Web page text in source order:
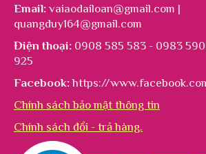
Email: vaiaodailoan@gmail.com |
quangduy164@gmail.com
Điện thoại: 0908 585 583 - 0983
925
Facebook: https://
Chính sách bảo mật thông tin
Chính sách đổi - trả hàng.